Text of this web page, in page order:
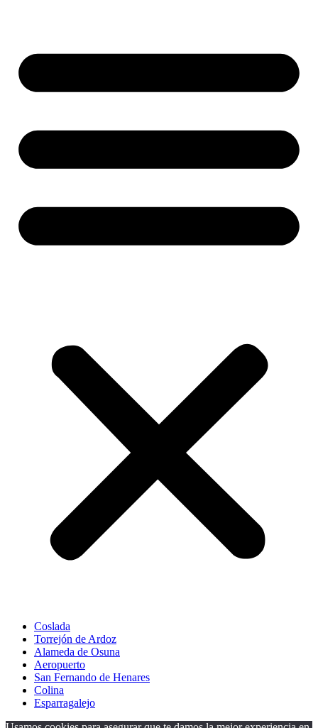
Coslada
Torrejón de Ardoz
Alameda de Osuna
Aeropuerto
San Fernando de Henares
Colina
Esparragalejo